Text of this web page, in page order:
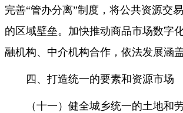
完善“管办分离”制度，将公共资源交
的区域壁垒。加快推动商品市场数字
融机构、中介机构合作，依法发展涵
四、打造统一的要素和资源市场
（十一）健全城乡统一的土地